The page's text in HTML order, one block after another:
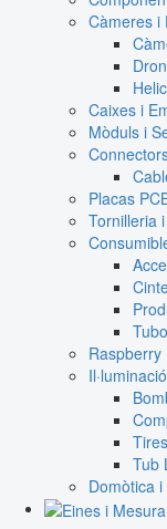
Càmeres i
Caixes i
Mòduls i
Placas
Tornilleria
Raspberry
Tub
Domòtica